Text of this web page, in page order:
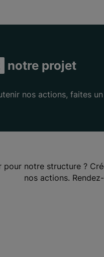
notre projet
nos actions, faites
pour notre structure ?
nos actions.